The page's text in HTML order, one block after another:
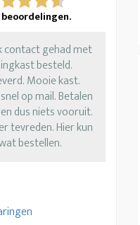
beoordelingen.
contact gehad met
besteld.
Mooie kast.
op mail. Betalen
dus niets vooruit.
tevreden. Hier kun
bestellen.